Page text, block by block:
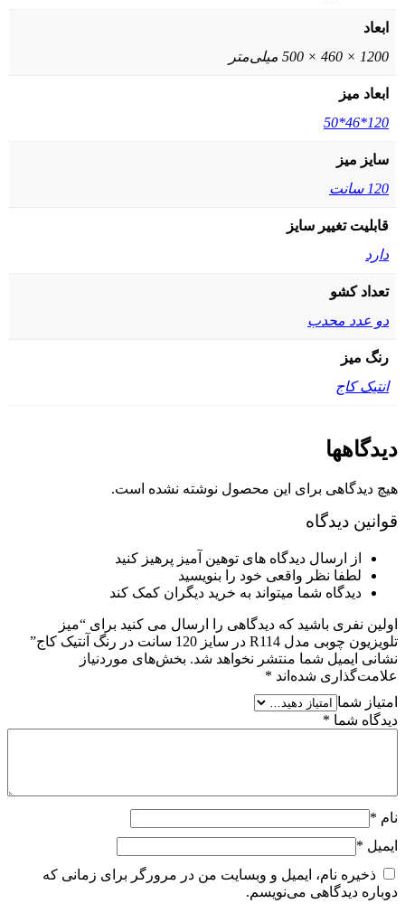
ابعاد
1200 × 460 × 500 میلی‌متر
ابعاد میز
120*46*50
سایز میز
120 سانت
قابلیت تغییر سایز
دارد
تعداد کشو
دو عدد محدب
رنگ میز
انتیک کاج
دیدگاهها
هیچ دیدگاهی برای این محصول نوشته نشده است.
قوانین دیدگاه
از ارسال دیدگاه های توهین آمیز پرهیز کنید
لطفا نظر واقعی خود را بنویسید
دیدگاه شما میتواند به خرید دیگران کمک کند
اولین نفری باشید که دیدگاهی را ارسال می کنید برای “میز
تلویزیون چوبی مدل R114 در سایز 120 سانت در رنگ آنتیک کاج”
نشانی ایمیل شما منتشر نخواهد شد. بخش‌های موردنیاز
علامت‌گذاری شده‌اند *
امتیاز شما
دیدگاه شما *
نام *
ایمیل *
ذخیره نام، ایمیل و وبسایت من در مرورگر برای زمانی که
دوباره دیدگاهی می‌نویسم.